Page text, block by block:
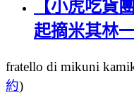
【小虎吃貨
起摘米其林
fratello di mikuni
約)